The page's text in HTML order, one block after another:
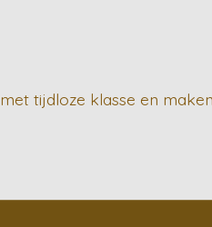
tijdloze klasse en